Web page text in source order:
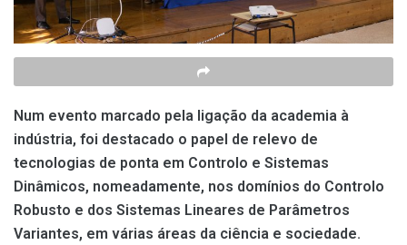
Num evento marcado pela ligação da academia à
indústria, foi destacado o papel de relevo de
tecnologias de ponta em Controlo e Sistemas
Dinâmicos, nomeadamente, nos domínios do Controlo
Robusto e dos Sistemas Lineares de Parâmetros
Variantes, em várias áreas da ciência e sociedade.